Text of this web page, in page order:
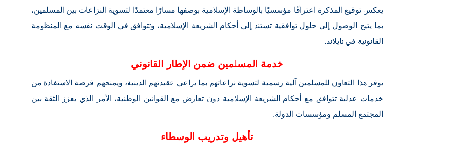
يعكس توقيع المذكرة اعترافًا مؤسسيًا بالوساطة الإسلامية بوصفها مسارًا معتمدًا لتسوية النزاعات بين المسلمين،
بما يتيح الوصول إلى حلول توافقية تستند إلى أحكام الشريعة الإسلامية، وتتوافق في الوقت نفسه مع المنظومة
القانونية في تايلاند.
خدمة المسلمين ضمن الإطار القانوني
يوفر هذا التعاون للمسلمين آلية رسمية لتسوية نزاعاتهم بما يراعي عقيدتهم الدينية، ويمنحهم فرصة الاستفادة من
خدمات عدلية تتوافق مع أحكام الشريعة الإسلامية دون تعارض مع القوانين الوطنية، الأمر الذي يعزز الثقة بين
المجتمع المسلم ومؤسسات الدولة.
تأهيل وتدريب الوسطاء